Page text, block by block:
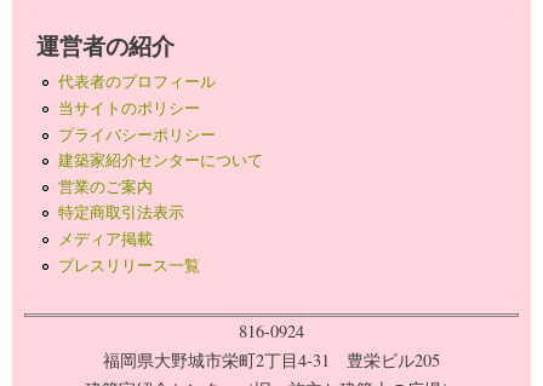
運営者の紹介
代表者のプロフィール
当サイトのポリシー
プライバシーポリシー
建築家紹介センターについて
営業のご案内
特定商取引法表示
メディア掲載
プレスリリース一覧
816-0924
福岡県大野城市栄町2丁目4-31 豊栄ビル205